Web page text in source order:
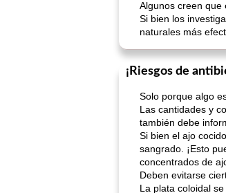
Algunos creen que
Si bien los
naturales más
¡Riesgos de
Solo porque algo
Las cantidades y
también debe
Si bien el ajo
sangrado. ¡Esto
concentrados de
Deben evitarse
La plata coloidal